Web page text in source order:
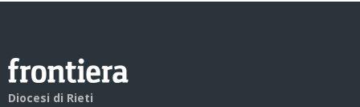
Diocesi di Rieti